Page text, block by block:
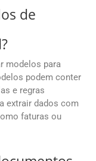
de
modelos para
podem conter
e regras
extrair dados com
faturas ou